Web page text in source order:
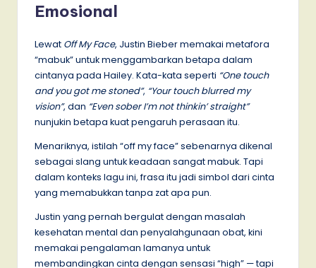
Emosional
Lewat Off My Face, Justin Bieber memakai metafora
“mabuk” untuk menggambarkan betapa dalam
cintanya pada Hailey. Kata-kata seperti “One touch
and you got me stoned”, “Your touch blurred my
vision”, dan “Even sober I’m not thinkin’ straight”
nunjukin betapa kuat pengaruh perasaan itu.
Menariknya, istilah “off my face” sebenarnya dikenal
sebagai slang untuk keadaan sangat mabuk. Tapi
dalam konteks lagu ini, frasa itu jadi simbol dari cinta
yang memabukkan tanpa zat apa pun.
Justin yang pernah bergulat dengan masalah
kesehatan mental dan penyalahgunaan obat, kini
memakai pengalaman lamanya untuk
membandingkan cinta dengan sensasi “high” — tapi